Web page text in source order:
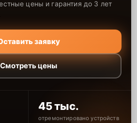
цены и гарантия до 3 лет
заявку
Смотреть цены
45 тыс.
отремонтировано устройств